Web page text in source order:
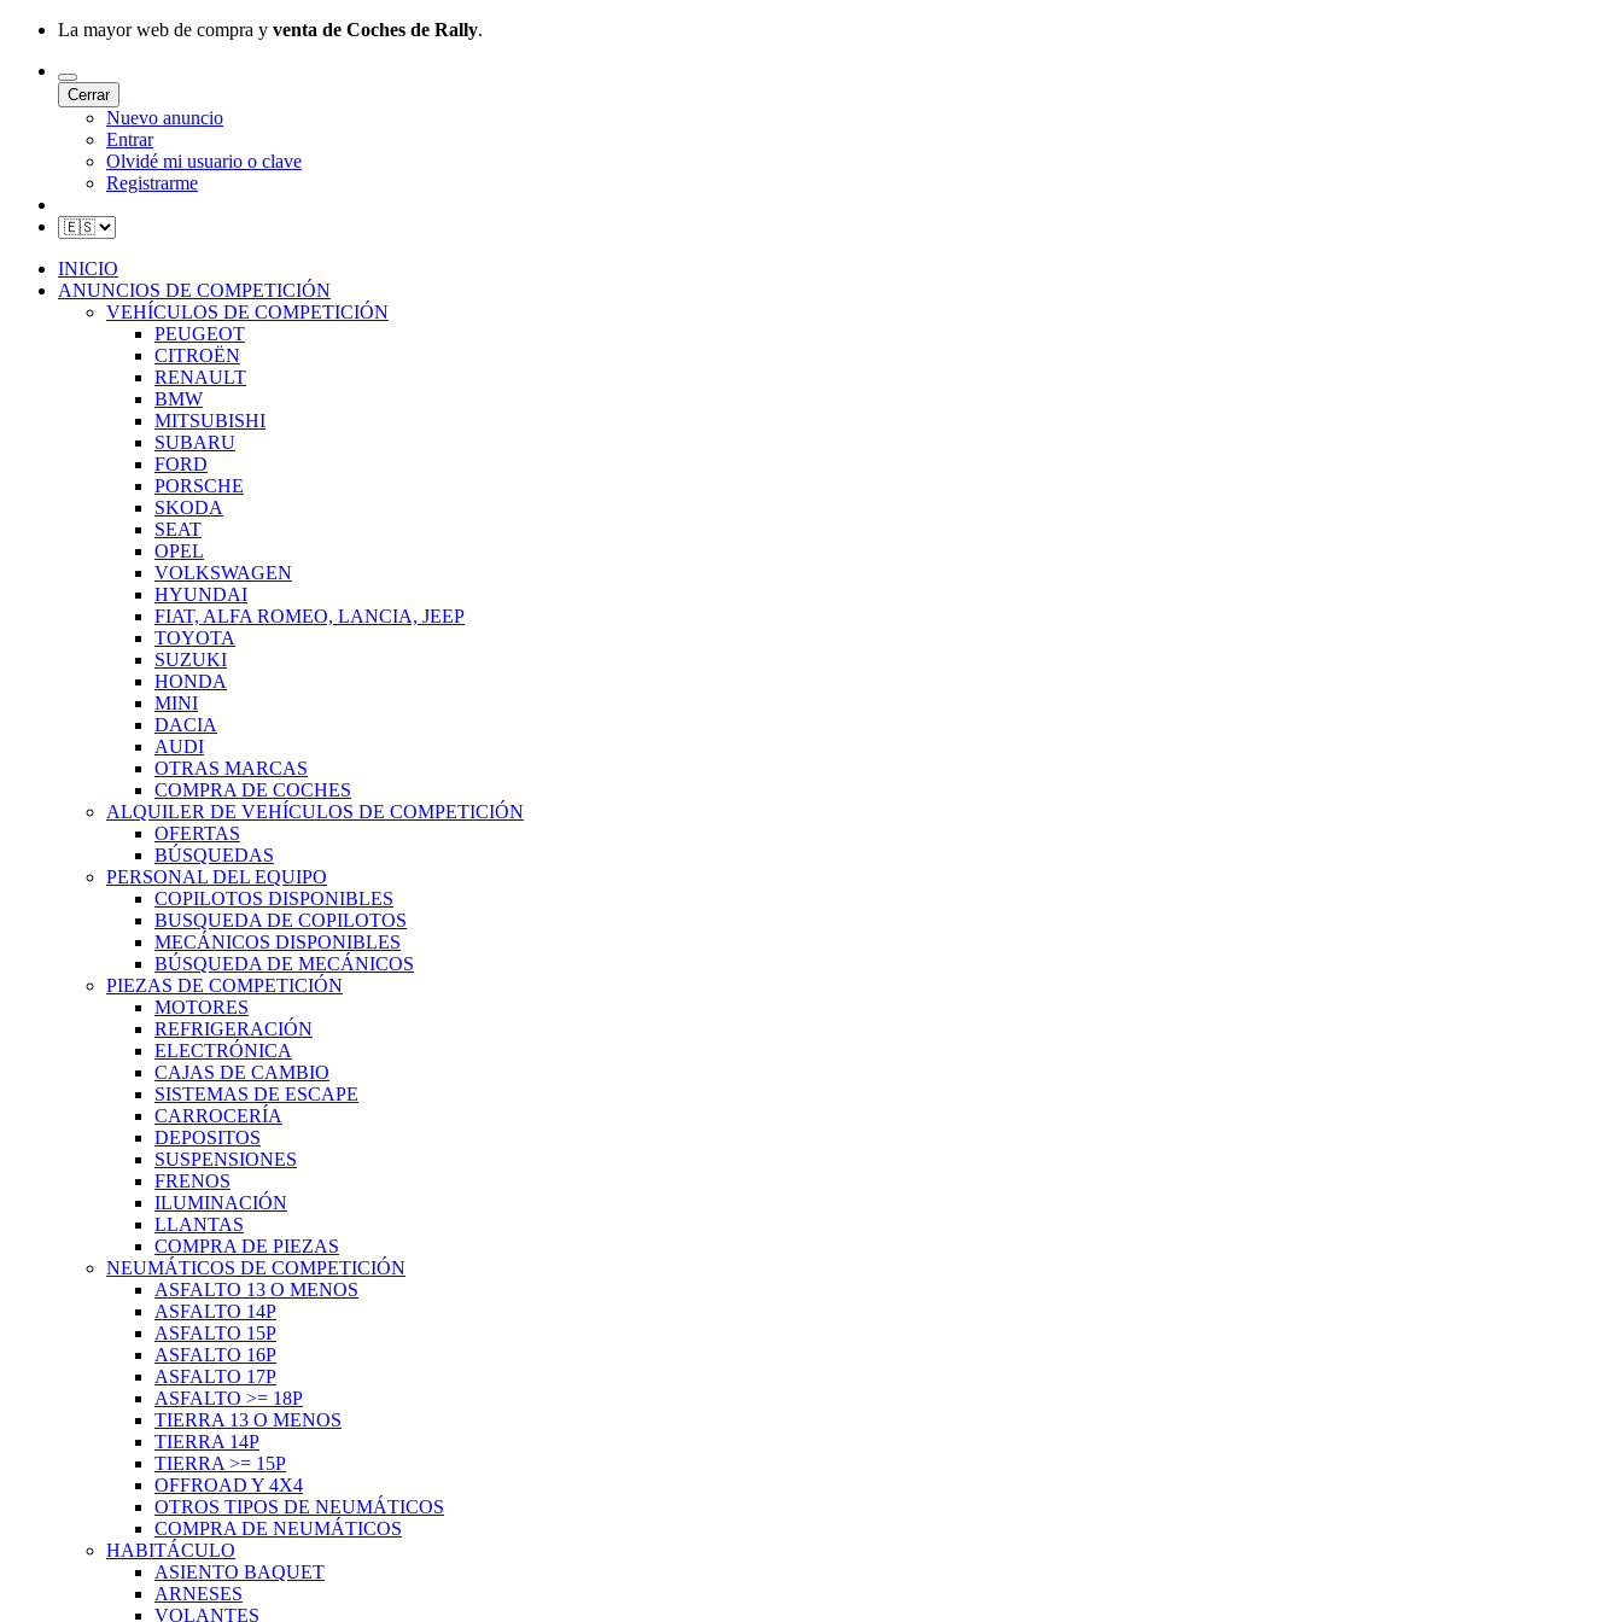
La mayor web de compra y venta de Coches de Rally.
Cerrar
Nuevo anuncio
Entrar
Olvidé mi usuario o clave
Registrarme
INICIO
ANUNCIOS DE COMPETICIÓN
VEHÍCULOS DE COMPETICIÓN
PEUGEOT
CITROËN
RENAULT
BMW
MITSUBISHI
SUBARU
FORD
PORSCHE
SKODA
SEAT
OPEL
VOLKSWAGEN
HYUNDAI
FIAT, ALFA ROMEO, LANCIA, JEEP
TOYOTA
SUZUKI
HONDA
MINI
DACIA
AUDI
OTRAS MARCAS
COMPRA DE COCHES
ALQUILER DE VEHÍCULOS DE COMPETICIÓN
OFERTAS
BÚSQUEDAS
PERSONAL DEL EQUIPO
COPILOTOS DISPONIBLES
BUSQUEDA DE COPILOTOS
MECÁNICOS DISPONIBLES
BÚSQUEDA DE MECÁNICOS
PIEZAS DE COMPETICIÓN
MOTORES
REFRIGERACIÓN
ELECTRÓNICA
CAJAS DE CAMBIO
SISTEMAS DE ESCAPE
CARROCERÍA
DEPOSITOS
SUSPENSIONES
FRENOS
ILUMINACIÓN
LLANTAS
COMPRA DE PIEZAS
NEUMÁTICOS DE COMPETICIÓN
ASFALTO 13 O MENOS
ASFALTO 14P
ASFALTO 15P
ASFALTO 16P
ASFALTO 17P
ASFALTO >= 18P
TIERRA 13 O MENOS
TIERRA 14P
TIERRA >= 15P
OFFROAD Y 4X4
OTROS TIPOS DE NEUMÁTICOS
COMPRA DE NEUMÁTICOS
HABITÁCULO
ASIENTO BAQUET
ARNESES
VOLANTES